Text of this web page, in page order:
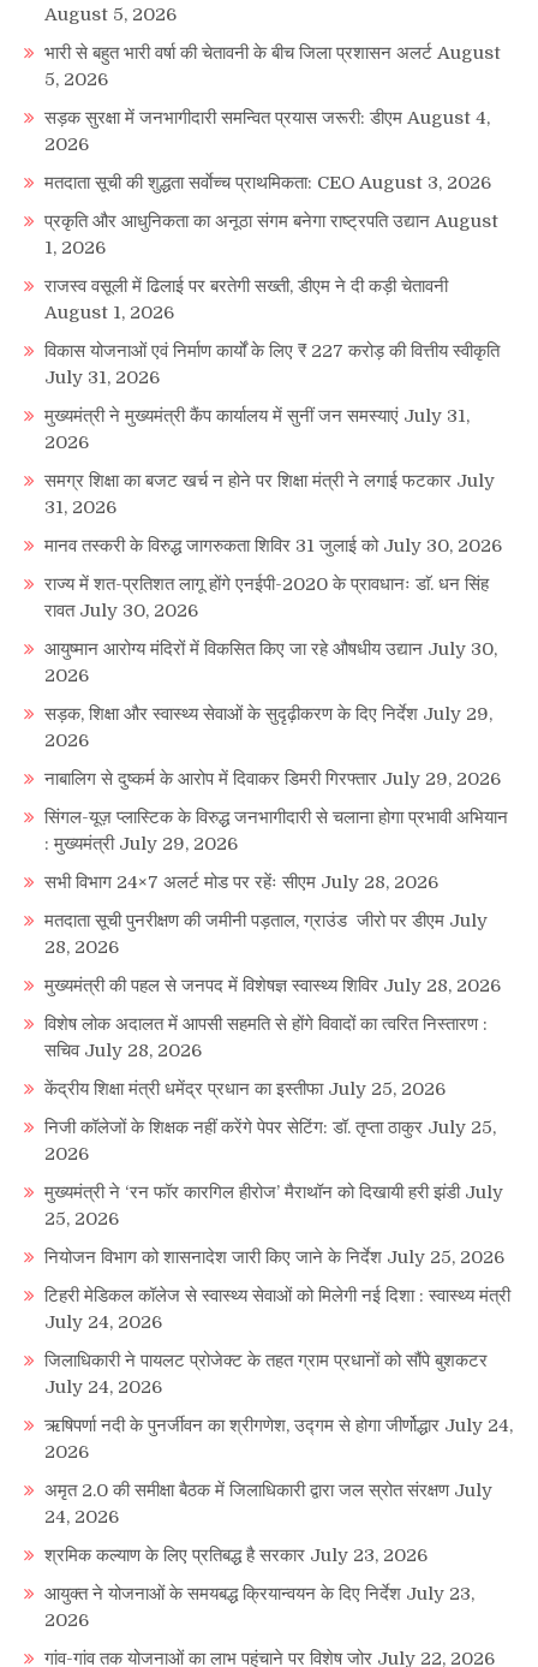
August 5, 2026
भारी से बहुत भारी वर्षा की चेतावनी के बीच जिला प्रशासन अलर्ट August
5, 2026
सड़क सुरक्षा में जनभागीदारी समन्वित प्रयास जरूरी: डीएम August 4,
2026
मतदाता सूची की शुद्धता सर्वाेच्च प्राथमिकता: CEO August 3, 2026
प्रकृति और आधुनिकता का अनूठा संगम बनेगा राष्ट्रपति उद्यान August
1, 2026
राजस्व वसूली में ढिलाई पर बरतेगी सख्ती, डीएम ने दी कड़ी चेतावनी
August 1, 2026
विकास योजनाओं एवं निर्माण कार्यों के लिए ₹ 227 करोड़ की वित्तीय स्वीकृति
July 31, 2026
मुख्यमंत्री ने मुख्यमंत्री कैंप कार्यालय में सुनीं जन समस्याएं July 31,
2026
समग्र शिक्षा का बजट खर्च न होने पर शिक्षा मंत्री ने लगाई फटकार July
31, 2026
मानव तस्करी के विरुद्ध जागरुकता शिविर 31 जुलाई को July 30, 2026
राज्य में शत-प्रतिशत लागू होंगे एनईपी-2020 के प्रावधानः डाॅ. धन सिंह
रावत July 30, 2026
आयुष्मान आरोग्य मंदिरों में विकसित किए जा रहे औषधीय उद्यान July 30,
2026
सड़क, शिक्षा और स्वास्थ्य सेवाओं के सुदृढ़ीकरण के दिए निर्देश July 29,
2026
नाबालिग से दुष्कर्म के आरोप में दिवाकर डिमरी गिरफ्तार July 29, 2026
सिंगल-यूज़ प्लास्टिक के विरुद्ध जनभागीदारी से चलाना होगा प्रभावी अभियान
: मुख्यमंत्री July 29, 2026
सभी विभाग 24×7 अलर्ट मोड पर रहेंः सीएम July 28, 2026
मतदाता सूची पुनरीक्षण की जमीनी पड़ताल, ग्राउंड जीरो पर डीएम July
28, 2026
मुख्यमंत्री की पहल से जनपद में विशेषज्ञ स्वास्थ्य शिविर July 28, 2026
विशेष लोक अदालत में आपसी सहमति से होंगे विवादों का त्वरित निस्तारण :
सचिव July 28, 2026
केंद्रीय शिक्षा मंत्री धमेंद्र प्रधान का इस्तीफा July 25, 2026
निजी कॉलेजों के शिक्षक नहीं करेंगे पेपर सेटिंग: डॉ. तृप्ता ठाकुर July 25,
2026
मुख्यमंत्री ने ‘रन फॉर कारगिल हीरोज’ मैराथॉन को दिखायी हरी झंडी July
25, 2026
नियोजन विभाग को शासनादेश जारी किए जाने के निर्देश July 25, 2026
टिहरी मेडिकल कॉलेज से स्वास्थ्य सेवाओं को मिलेगी नई दिशा : स्वास्थ्य मंत्री
July 24, 2026
जिलाधिकारी ने पायलट प्रोजेक्ट के तहत ग्राम प्रधानों को सौंपे बुशकटर
July 24, 2026
ऋषिपर्णा नदी के पुनर्जीवन का श्रीगणेश, उद्गम से होगा जीर्णोद्धार July 24,
2026
अमृत 2.0 की समीक्षा बैठक में जिलाधिकारी द्वारा जल स्रोत संरक्षण July
24, 2026
श्रमिक कल्याण के लिए प्रतिबद्ध है सरकार July 23, 2026
आयुक्त ने योजनाओं के समयबद्ध क्रियान्वयन के दिए निर्देश July 23,
2026
गांव-गांव तक योजनाओं का लाभ पहुंचाने पर विशेष जोर July 22, 2026